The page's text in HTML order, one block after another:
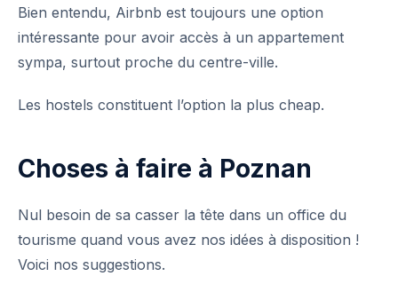
Bien entendu, Airbnb est toujours une option
intéressante pour avoir accès à un appartement
sympa, surtout proche du centre-ville.
Les hostels constituent l’option la plus cheap.
Choses à faire à Poznan
Nul besoin de sa casser la tête dans un office du
tourisme quand vous avez nos idées à disposition !
Voici nos suggestions.